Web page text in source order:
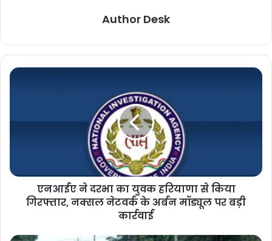
Author Desk
एनआईए ने दरभा का युवक हरियाणा से किया
गिरफ्तार, नक्सल नेटवर्क के अर्बन मॉड्यूल पर बड़ी
कार्रवाई